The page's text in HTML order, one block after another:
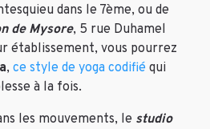
dans le 7ème, ou de
de Mysore, 5 rue Duhamel
établissement, vous pourrez
, ce style de yoga codifié qui
à la fois.
les mouvements, le studio